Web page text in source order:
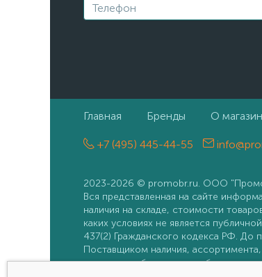
Главная Бренды О
+7 (495) 445-44-55
2023-2026 © promobr.ru. ООО
Вся представленная на сайте
наличия на складе, стоимости
каких условиях не является
437(2) Гражданского кодекса РФ. До
Поставщиком наличия,
получения обратного сообщения